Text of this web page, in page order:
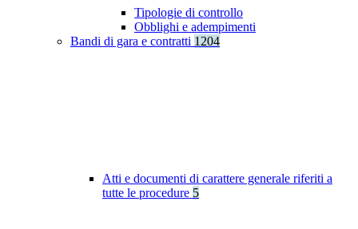
Tipologie di controllo
Obblighi e adempimenti
Bandi di gara e contratti 1204
Atti e documenti di carattere generale riferiti a
tutte le procedure 5